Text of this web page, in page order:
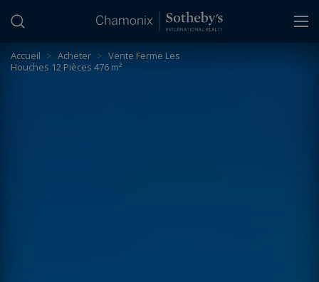
Accueil > Acheter > Vente Ferme Les
Houches 12 Pièces 476 m²